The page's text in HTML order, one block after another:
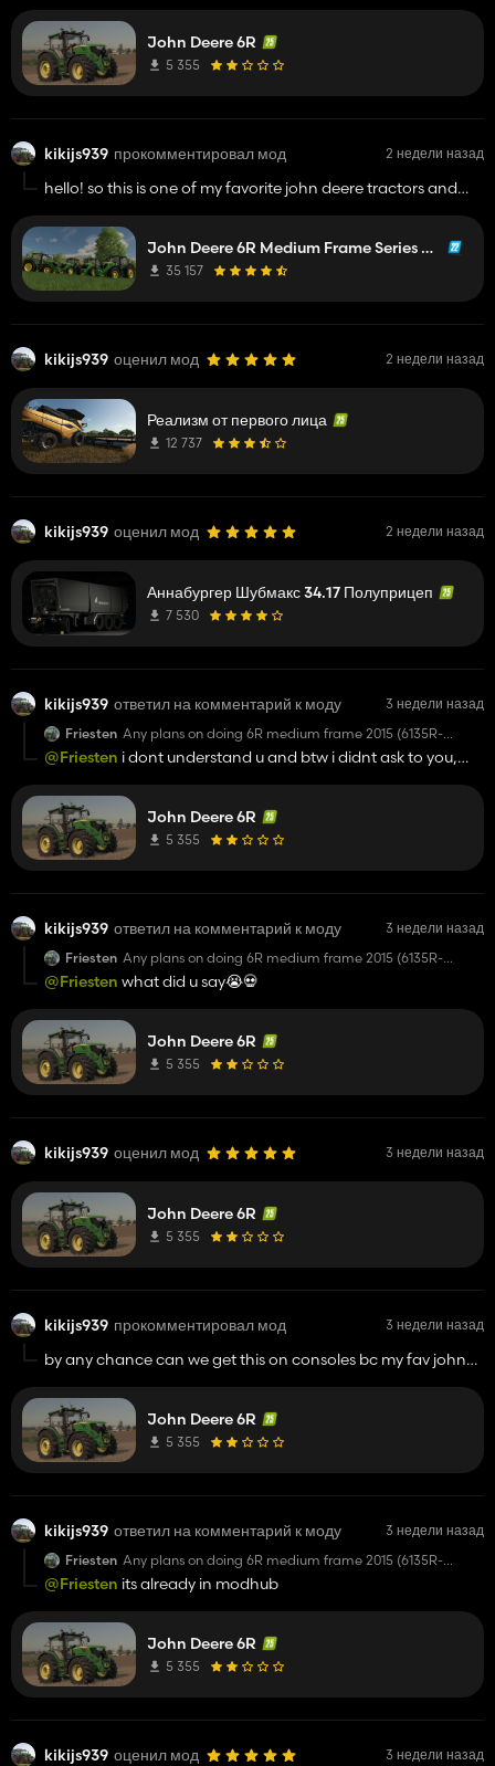
John Deere 6R
5 355
kikijs939 прокомментировал мод 2 недели назад
hello! so this is one of my favorite john deere tractors and
too
John Deere 6R Medium Frame Series 2011
35 157
kikijs939 оценил мод 2 недели назад
Реализм от первого лица
12 737
kikijs939 оценил мод 2 недели назад
Аннабургер Шубмакс 34.17 Полуприцеп
7 530
kikijs939 ответил на комментарий к моду
3 недели назад
Friesten Any plans on doing 6R medium frame 2015 (6135R-
6145R-6155R)? Great mod btw
@Friesten i dont understand u and btw i didnt ask to you,
John Deere 6R
5 355
kikijs939 ответил на комментарий к моду
3 недели назад
Friesten Any plans on doing 6R medium frame 2015 (6135R-
6145R-6155R)? Great mod btw
@Friesten what did u say😭💀
John Deere 6R
5 355
kikijs939 оценил мод 3 недели назад
John Deere 6R
5 355
kikijs939 прокомментировал мод 3 недели назад
by any chance can we get this on consoles bc my fav john
John Deere 6R
5 355
kikijs939 ответил на комментарий к моду
3 недели назад
Friesten Any plans on doing 6R medium frame 2015 (6135R-
6145R-6155R)? Great mod btw
@Friesten its already in modhub
John Deere 6R
5 355
kikijs939 оценил мод 3 недели назад